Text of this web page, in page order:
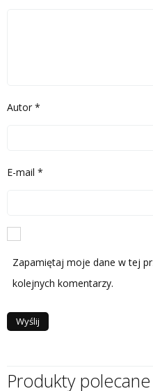
Autor *
E-mail *
Zapamiętaj moje dane w tej
kolejnych komentarzy.
Produkty polecane